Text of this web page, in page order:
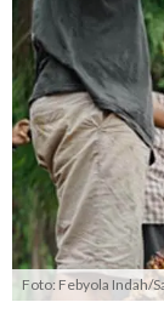
Foto: Febyola Indah/